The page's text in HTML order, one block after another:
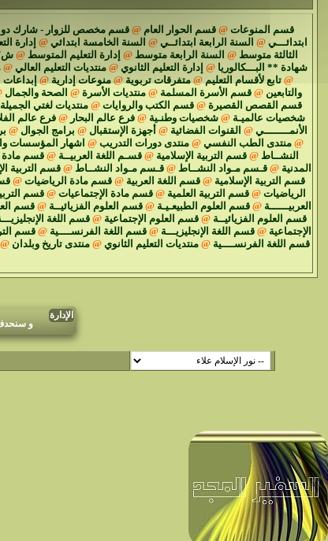
قسم المنوعات @قسم الحوار العام @قسم مخصص للزوار - شارك
ابتدائـــي @ السنة الرابعة ابتدائــي @ السنة الخامسة ابتدائي @ إدارة
الثالثة متوسط @ السنة الرابعة متوسط @ إدارة التعليم المتوسط @ ش/
شهادة ** البـــكالوريا @ إدارة التعليم الثانوي @ منتديات التعليم العالي @
@ تابع لأقسام التعليم @ متفرقات تربوية @ منوعات إدارية @ إبداعات
والتابعين @ قسم الأسرة المسلمة @ منتديات الأسرة @ الصحة والجمال
قسم القصص القصيرة @قسم الكتب والروايات @منتديات لغتي الجميلة
شخصيات عالميـة @شخصيات وطنـية @فرع عالم البحار @فرع عالم
الأنمــــــــي @ القنوات الفضائية @ أجهزة الإستقبال @ برامج الجوال @
@ منتدى الطب النفسي @ منتدى دورات التدريب @ اشهار المؤسسات
النشــاط @قسم التربية الإسلامية @قسـم اللغة العربيــة @قسم مادة
المدنية @قـسم مـواد النشــاط @قـسم مـواد النشــاط @قسم التربية
قسم التربية الإسلامية @قسم اللغة العربية @قسم مادة الرياضيات @
الرياضيات @ قسم التربية العلمية @ قسم مادة الإجتماعيات @ قسم
العربيــــــة @قسم العلوم الطبيعـيـة @قسم العلوم الفزيائيــة @قسم
قسم العلوم الفزيائيــة @ قسم العلوم الإجتماعية @ قسم اللغة
الإجتماعية @قسم اللغة الإنجليزيـــة @قسم اللغة الفرنســــية @قسم
قسم اللغة الفرنســــية @ منتديات التعليم الثانوي @ منتدى تاريخ وبلدان @
الإدارة
و سنحدف